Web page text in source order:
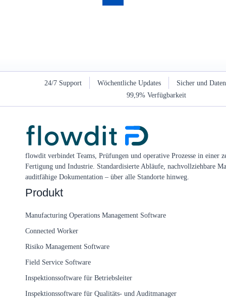
24/7 Support Wöchentliche Updates
Sicher und
99,9% Verfügbarkeit
flowdit verbindet Teams, Prüfungen und operative Prozesse in einer
Fertigung und Industrie. Standardisierte Abläufe, nachvollziehbare
auditfähige Dokumentation – über alle Standorte hinweg.
Produkt
Manufacturing Operations Management Software
Connected Worker
Risiko Management Software
Field Service Software
Inspektionssoftware für Betriebsleiter
Inspektionssoftware für Qualitäts- und Auditmanager